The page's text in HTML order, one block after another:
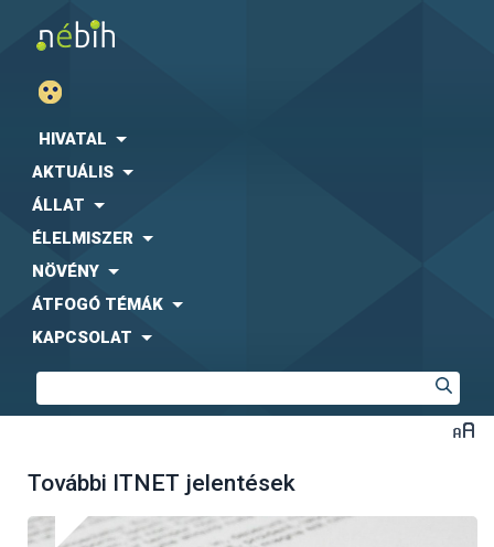
HIVATAL
AKTUÁLIS
ÁLLAT
ÉLELMISZER
NÖVÉNY
ÁTFOGÓ TÉMÁK
KAPCSOLAT
További ITNET jelentések